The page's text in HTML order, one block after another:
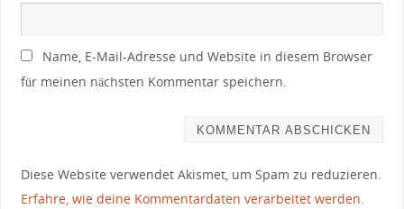
Name, E-Mail-Adresse und Website in diesem Browser
für meinen nächsten Kommentar speichern.
Diese Website verwendet Akismet, um Spam zu reduzieren.
Erfahre, wie deine Kommentardaten verarbeitet werden.